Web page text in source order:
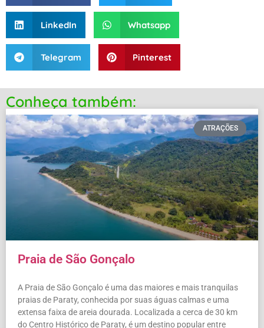
LinkedIn Whatsapp
Telegram Pinterest
Conheça também:
ATRAÇÕES
Praia de São Gonçalo
A Praia de São Gonçalo é uma das maiores e mais tranquilas
praias de Paraty, conhecida por suas águas calmas e uma
extensa faixa de areia dourada. Localizada a cerca de 30 km
do Centro Histórico de Paraty, é um destino popular entre